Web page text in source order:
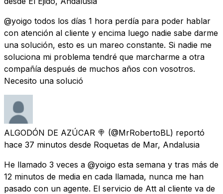
@yoigo todos los días 1 hora perdía para poder hablar
con atención al cliente y encima luego nadie sabe darme
una solución, esto es un mareo constante. Si nadie me
soluciona mi problema tendré que marcharme a otra
compañía después de muchos años con vosotros.
Necesito una solució
ALGODÓN DE AZÚCAR 🍭 (@MrRobertoBL) reportó
hace 37 minutos desde Roquetas de Mar, Andalusia
He llamado 3 veces a @yoigo esta semana y tras más de
12 minutos de media en cada llamada, nunca me han
pasado con un agente. El servicio de Att al cliente va de